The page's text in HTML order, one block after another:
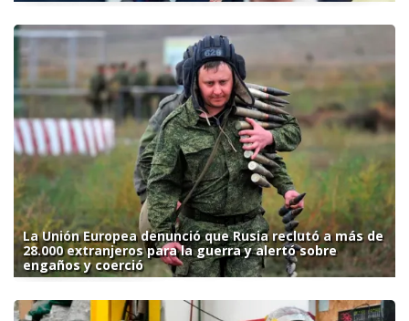
La Unión Europea denunció que Rusia reclutó a más de
28.000 extranjeros para la guerra y alertó sobre
engaños y coerció